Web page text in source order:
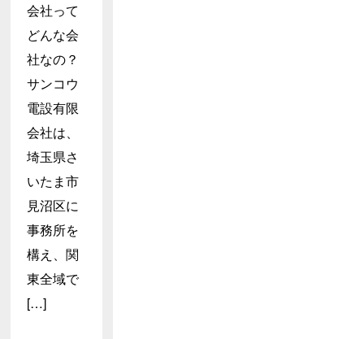
会社って
どんな会
社なの？
サンコウ
電設有限
会社は、
埼玉県さ
いたま市
見沼区に
事務所を
構え、関
東全域で
[…]